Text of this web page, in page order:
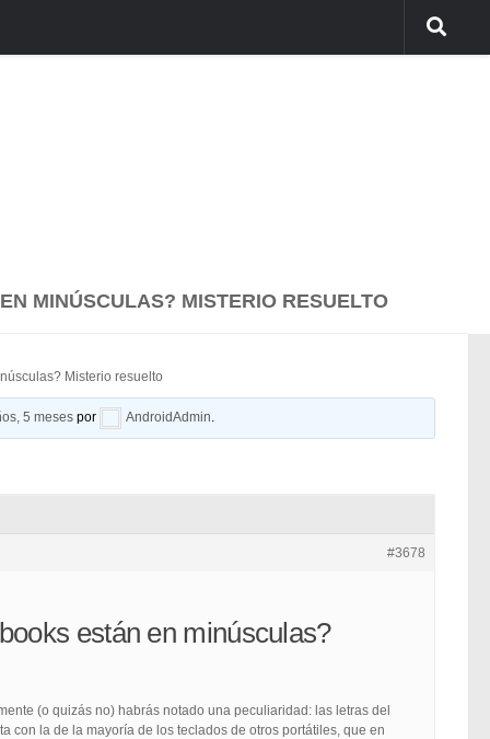
MINÚSCULAS? MISTERIO RESUELTO
Misterio resuelto
5 meses por AndroidAdmin.
#3678
están en minúsculas?
(o quizás no) habrás notado una peculiaridad: las letras del
con la de la mayoría de los teclados de otros portátiles, que en